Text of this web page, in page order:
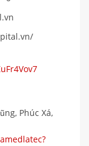
Phúc Xá,